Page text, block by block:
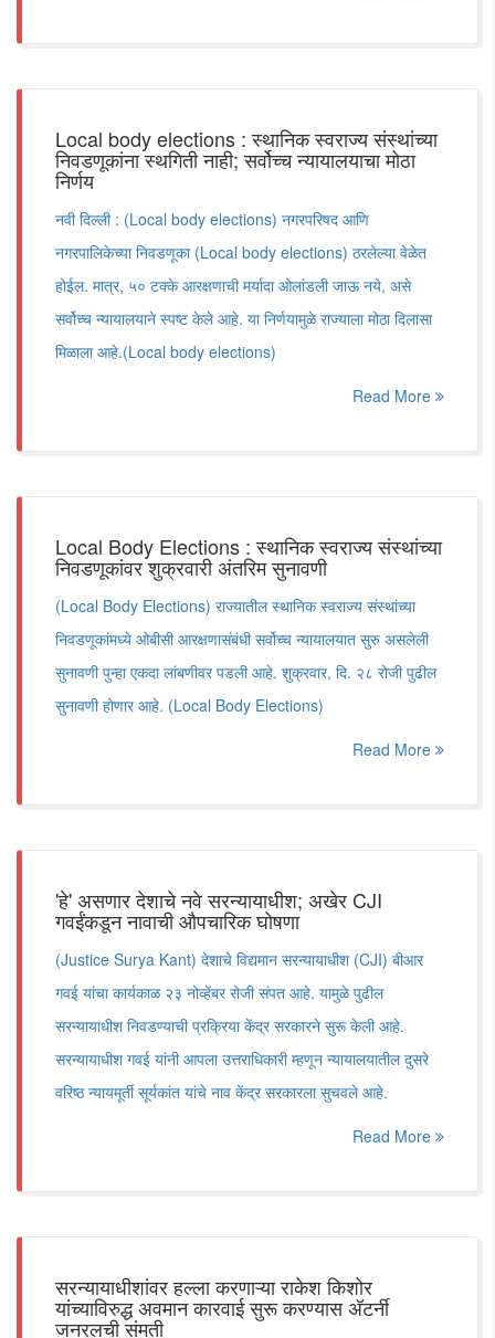
Local body elections : स्थानिक स्वराज्य संस्थांच्या
निवडणूकांना स्थगिती नाही; सर्वोच्च न्यायालयाचा मोठा
निर्णय
नवी दिल्ली : (Local body elections) नगरपरिषद आणि
नगरपालिकेच्या निवडणूका (Local body elections) ठरलेल्या वेळेत
होईल. मात्र, ५० टक्के आरक्षणाची मर्यादा ओलांडली जाऊ नये, असे
सर्वोच्च न्यायालयाने स्पष्ट केले आहे. या निर्णयामुळे राज्याला मोठा दिलासा
मिळाला आहे.(Local body elections)
Read More
Local Body Elections : स्थानिक स्वराज्य संस्थांच्या
निवडणूकांवर शुक्रवारी अंतरिम सुनावणी
(Local Body Elections) राज्यातील स्थानिक स्वराज्य संस्थांच्या
निवडणूकांमध्ये ओबीसी आरक्षणासंबंधी सर्वोच्च न्यायालयात सुरु असलेली
सुनावणी पुन्हा एकदा लांबणीवर पडली आहे. शुक्रवार, दि. २८ रोजी पुढील
सुनावणी होणार आहे. (Local Body Elections)
Read More
'हे' असणार देशाचे नवे सरन्यायाधीश; अखेर CJI
गवईंकडून नावाची औपचारिक घोषणा
(Justice Surya Kant) देशाचे विद्यमान सरन्यायाधीश (CJI) बीआर
गवई यांचा कार्यकाळ २३ नोव्हेंबर रोजी संपत आहे. यामुळे पुढील
सरन्यायाधीश निवडण्याची प्रक्रिया केंद्र सरकारने सुरू केली आहे.
सरन्यायाधीश गवई यांनी आपला उत्तराधिकारी म्हणून न्यायालयातील दुसरे
वरिष्ठ न्यायमूर्ती सूर्यकांत यांचे नाव केंद्र सरकारला सुचवले आहे.
Read More
सरन्यायाधीशांवर हल्ला करणाऱ्या राकेश किशोर
यांच्याविरुद्ध अवमान कारवाई सुरू करण्यास अ‍ॅटर्नी
जनरलची संमती